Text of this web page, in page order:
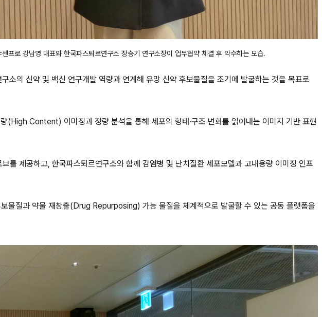
로 강남영 대표와 한국파스퇴르연구소 장승기 연구소장이 업무협약 체결 후 악수하는 모습.
소의 신약 및 백신 연구개발 역량과 연계해 유망 신약 후보물질을 조기에 발굴하는 것을 목표로
Content) 이미징과 정량 분석을 통해 세포의 형태·구조 변화를 읽어내는 이미지 기반 표현
를 제공하고, 한국파스퇴르연구소와 함께 감염병 및 난치질환 세포모델과 고내용량 이미징 인프
물질과 약물 재창출(Drug Repurposing) 가능 물질을 체계적으로 발굴할 수 있는 공동 플랫폼을